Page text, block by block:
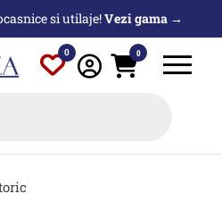
si utilaje!Vezi gama →
0 0